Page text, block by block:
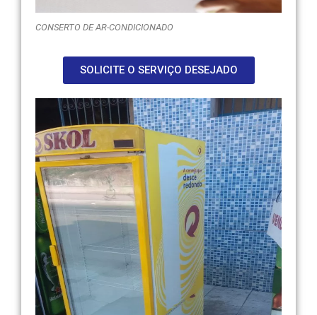
CONSERTO DE AR-CONDICIONADO
SOLICITE O SERVIÇO DESEJADO